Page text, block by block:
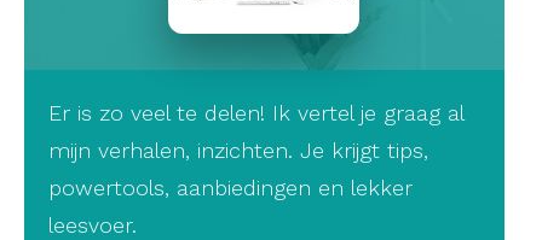
Er is zo veel te delen! Ik vertel je graag al
mijn verhalen, inzichten. Je krijgt tips,
powertools, aanbiedingen en lekker
leesvoer.